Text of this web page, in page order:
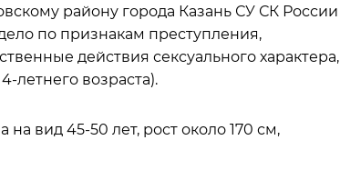
району города Казань СУ СК России
по признакам преступления,
действия сексуального характера,
летнего возраста).
вид 45-50 лет, рост около 170 см,